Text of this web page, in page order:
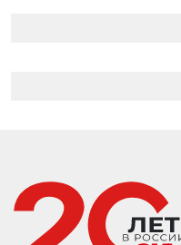
02.07.2014 17:07
СЕЗОН